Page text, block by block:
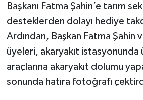
Başkanı Fatma Şahin’e tarım
desteklerden dolayı hediye
Ardından, Başkan Fatma Şahin
üyeleri, akaryakıt istasyonunda
araçlarına akaryakıt dolumu
sonunda hatıra fotoğrafı